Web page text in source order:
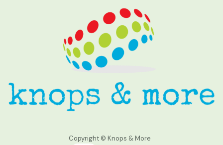
Copyright © Knops & More